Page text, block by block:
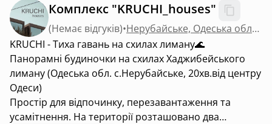
Комплекс "KRUCHI_houses"
(Немає відгуків)•
Нерубайське, Одеська область
KRUCHI - Тиха гавань на схилах лиману🌊
Панорамні будиночки на схилах Хаджибейського
лиману (Одеська обл. с.Нерубайське, 20хв.від центру
Одеси)
Простір для відпочинку, перезавантаження та
усамітнення. На території розташовано два